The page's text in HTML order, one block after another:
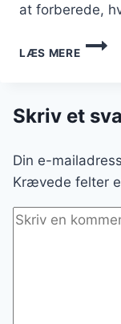
at forberede,
LÆS MEREI
OG
Skriv et
Din e-
Krævede felter